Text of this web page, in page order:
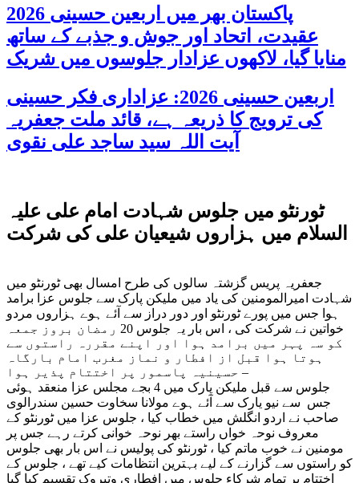
پاکستان بھر میں اربعین حسینی 2026
عقیدت، اتحاد اور جوش و جذبے کے ساتھ
منایا گیا، لاکھوں عزادار جلوسوں میں شریک
اربعین حسینی 2026: عزاداری فکر حسینی
کی ترویج کا ذریعہ ہے، قائد ملت جعفریہ
آیت اللہ سید ساجد علی نقوی
ٹورنٹو میں جلوس شہادت امام علی علیہ
السلام میں ہزاروں شیعیان علی کی شرکت
جعفریہ پریس گزشتہ سالوں کی طرح امسال بھی ٹورنٹو میں
شہادت امیرالمومنین کی یاد میں ملیکن پارک سے جلوس عزا برامد
ہوا جس میں پورے ٹورنٹو اور دور دراز سے آئے ہوے ہزاروں مردو
خواتین نے شرکت کی ، اس بار یہ جلوس 20 رمضان بروز جمعہ
کو سہ پہر میں برامد ہوا اور اپنے مقررہ راستوں سے
ہوتا ہوا قبل از افطار و نماز مغرب امام بارگاہ
حسینیہ پاسمور پر اختتام پذیر ہوا –
جلوس سے قبل ملیکن پارک میں 4 بجے مجلس عزا منعقد ہوئی
جس سے نیو یارک سے آئے ہوے مولانا سخاوت حسین سندرالوی
صاحب نے اردو انگلش میں خطاب کیا ، جلوس عزا میں ٹورنٹو کے
معروف نوحہ خواں راستے بھر نوحہ خوانی کرتے رہے جس پر
مومنین نے خوب ماتم کیا ، ٹورنٹو کی پولیس نے اس بار بھی جلوس
کو راستوں سے گزارنے کے لیے بہترین انتظامات کیے تھے ، جلوس کے
اختتام پر تمام شرکاء جلوس میں افطاری وتبروک تقسیم کیا گیا